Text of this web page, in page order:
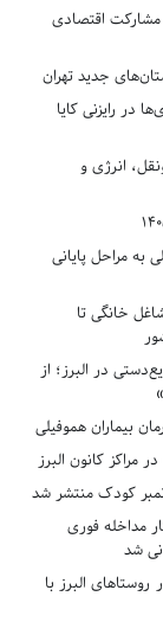
مشارکت اقتصادی
جدید تهران
در رایزنی کایا
انرژی و
به مراحل پایانی
خانگی تا
در البرز؛ از
کودک منتشر شد
مداخله فوری
شد
البرز با